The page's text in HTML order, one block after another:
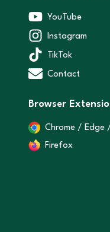
YouTube
Instagram
TikTok
Contact
Browser
Chrome / Edge
Firefox